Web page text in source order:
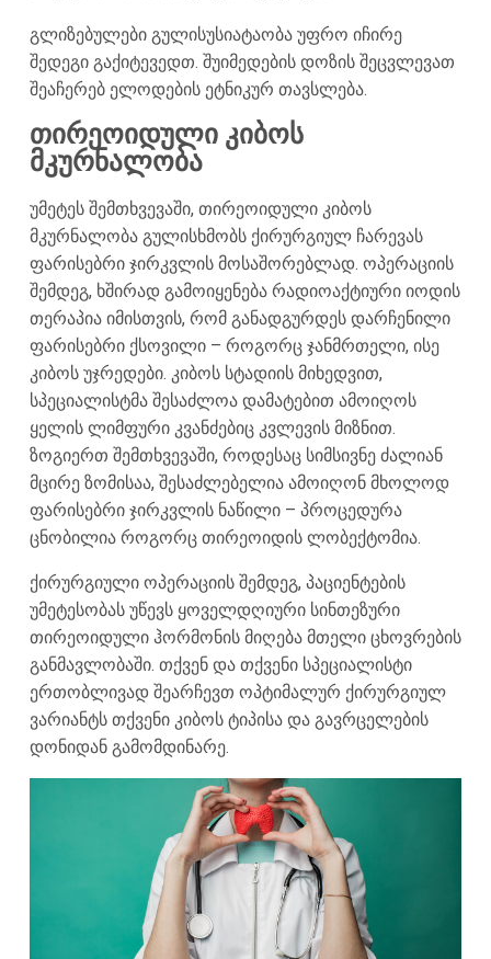
გლიზებულები გულისუსიატაობა უფრო იჩირე
შედეგი გაქიტევედთ. შუიმედების დოზის შეცვლევათ
შეაჩერებ ელოდების ეტნიკურ თავსლება.
თირეოიდული კიბოს
მკურნალობა
უმეტეს შემთხვევაში, თირეოიდული კიბოს
მკურნალობა გულისხმობს ქირურგიულ ჩარევას
ფარისებრი ჯირკვლის მოსაშორებლად. ოპერაციის
შემდეგ, ხშირად გამოიყენება რადიოაქტიური იოდის
თერაპია იმისთვის, რომ განადგურდეს დარჩენილი
ფარისებრი ქსოვილი – როგორც ჯანმრთელი, ისე
კიბოს უჯრედები. კიბოს სტადიის მიხედვით,
სპეციალისტმა შესაძლოა დამატებით ამოიღოს
ყელის ლიმფური კვანძებიც კვლევის მიზნით.
ზოგიერთ შემთხვევაში, როდესაც სიმსივნე ძალიან
მცირე ზომისაა, შესაძლებელია ამოიღონ მხოლოდ
ფარისებრი ჯირკვლის ნაწილი – პროცედურა
ცნობილია როგორც თირეოიდის ლობექტომია.
ქირურგიული ოპერაციის შემდეგ, პაციენტების
უმეტესობას უწევს ყოველდღიური სინთეზური
თირეოიდული ჰორმონის მიღება მთელი ცხოვრების
განმავლობაში. თქვენ და თქვენი სპეციალისტი
ერთობლივად შეარჩევთ ოპტიმალურ ქირურგიულ
ვარიანტს თქვენი კიბოს ტიპისა და გავრცელების
დონიდან გამომდინარე.